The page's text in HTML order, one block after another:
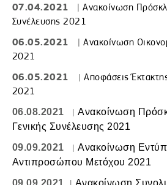
07.04.2021 |Ανακοίνωση
Συνέλευσης 2021
06.05.2021 |Ανακοίνωση
2021
06.05.2021 |Αποφάσεις
2021
06.08.2021 |Ανακοίνωση
Γενικής Συνέλευσης 2021
09.09.2021 | Ανακοίνωση
Αντιπροσώπου Μετόχου 2021
09.09.2021
Ανακοίνωση